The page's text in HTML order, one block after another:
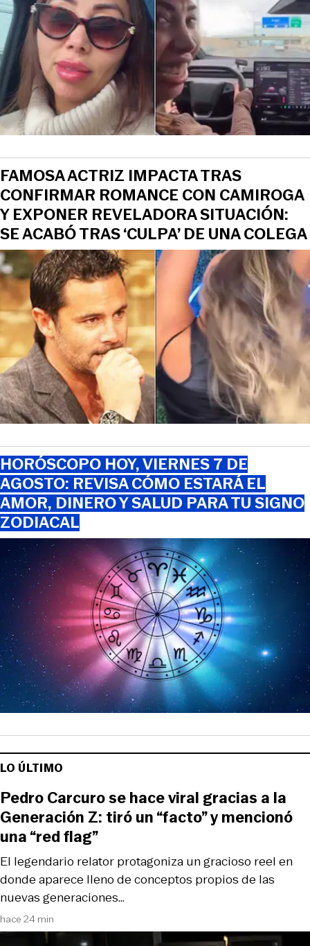
FAMOSA ACTRIZ IMPACTA TRAS
CONFIRMAR ROMANCE CON CAMIROGA
Y EXPONER REVELADORA SITUACIÓN:
SE ACABÓ TRAS ‘CULPA’ DE UNA COLEGA
HORÓSCOPO HOY, VIERNES 7 DE
AGOSTO: REVISA CÓMO ESTARÁ EL
AMOR, DINERO Y SALUD PARA TU SIGNO
ZODIACAL
LO ÚLTIMO
hace 24 min
El legendario relator protagoniza un gracioso reel en
donde aparece lleno de conceptos propios de las
nuevas generaciones…
Pedro Carcuro se hace viral gracias a la
Generación Z: tiró un “facto” y mencionó
una “red flag”